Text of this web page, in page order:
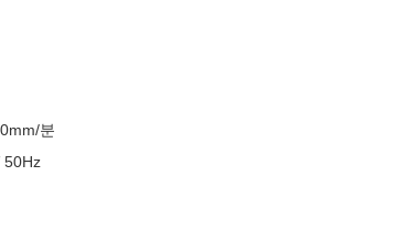
분
50Hz